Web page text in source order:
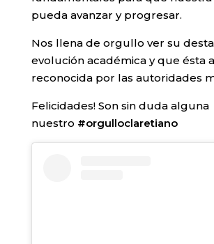
pueda avanzar y progresar.
Nos llena de orgullo ver su
evolución académica y que ésta
reconocida por las autoridades
Felicidades! Son sin duda alguna
nuestro #orgulloclaretiano